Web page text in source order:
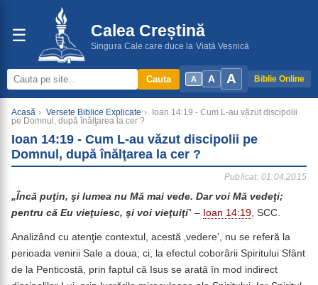
☰ Calea Creștină
Singura Cale care duce la Viață Veșnică
A A A Biblie Online
Cauta
Acasă › Versete Biblice Explicate ›
Ioan 14:19 - Cum L-au văzut discipolii
pe Domnul, după înălţarea la cer ?
Ioan 14:19 - Cum L-au văzut discipolii pe
Domnul, după înălţarea la cer ?
Publicat: 01.04.2015
„Încă puţin, şi lumea nu Mă mai vede. Dar voi Mă vedeţi;
pentru că Eu vieţuiesc, şi voi vieţuiţi” – Ioan 14:19, SCC.
Analizând cu atenţie contextul, acestă ‚vedere’, nu se referă la
perioada venirii Sale a doua; ci, la efectul coborârii Spiritului Sfânt
de la Penticostă, prin faptul că Isus se arată în mod indirect